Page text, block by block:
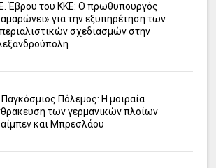
Έβρου του ΚΚΕ: Ο πρωθυπουργός
για την εξυπηρέτηση των
σχεδιασμών στην
Πόλεμος: Η μοιραία
των γερμανικών πλοίων
και Μπρεσλάου